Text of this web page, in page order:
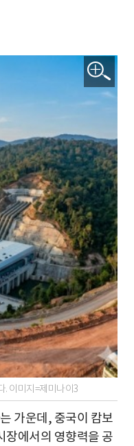
. 이미지=제미나이3
가운데, 중국이 캄보
장에서의 영향력을 공